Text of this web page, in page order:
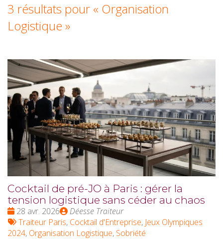
3 résultats pour « Organisation
Logistique »
Cocktail de pré-JO à Paris : gérer la
tension logistique sans céder au chaos
Date
:
28 avr. 2026
Publié
par
Déesse Traiteur
Tags
:
Traiteur Paris, Cocktail d'Entreprise, Jeux Olympiques
2024, Organisation Logistique, Sobriété